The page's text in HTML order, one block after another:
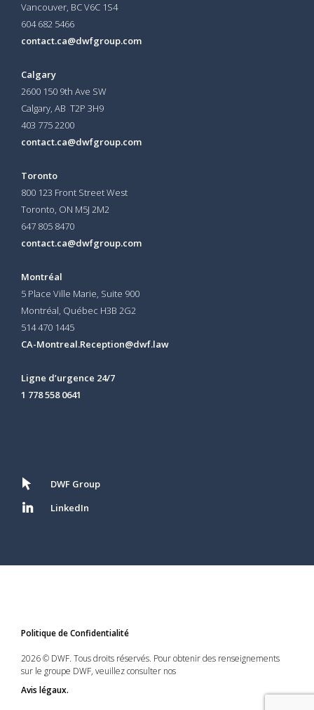
Vancouver, BC V6C 1S4
604 682 5466
contact.ca@dwfgroup.com
Calgary
2600 150 9th Ave SW
Calgary, AB T2P 3H9
403 775 2200
contact.ca@dwfgroup.com
Toronto
800 123 Front Street West
Toronto, ON M5J 2M2
647 805 8470
contact.ca@dwfgroup.com
Montréal
5 Place Ville Marie, Suite 900
Montréal, Québec H3B 2G2
514 470 1445
CA-Montreal.Reception@dwf.law
Ligne d’urgence 24/7
1 778 558 0641
DWF Group
LinkedIn
Politique de Confidentialité
2026 © DWF. Tous droits réservés. Pour obtenir des renseignements
sur le groupe DWF, veuillez consulter nos
Avis légaux.